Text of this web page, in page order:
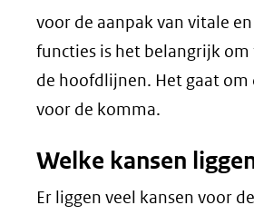
voor de aanpak van vitale
functies is het belangrijk om
de hoofdlijnen. Het gaat om
voor de komma.
Welke kansen
Er liggen veel kansen voor